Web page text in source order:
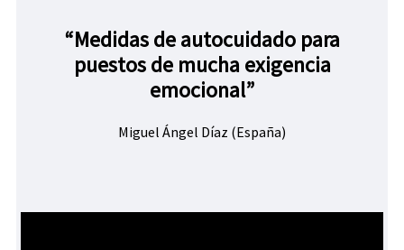
“Medidas de autocuidado para
puestos de mucha exigencia
emocional”
Miguel Ángel Díaz (España)